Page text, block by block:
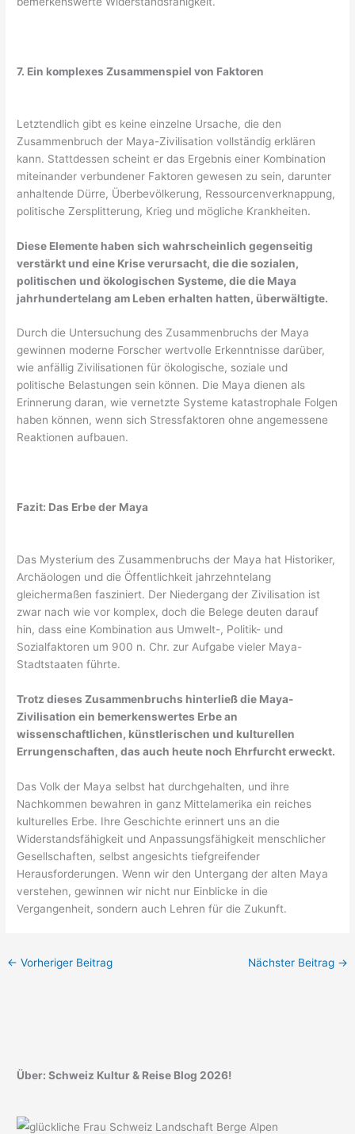
7. Ein komplexes Zusammenspiel von Faktoren
Letztendlich gibt es keine einzelne Ursache, die den
Zusammenbruch der Maya-Zivilisation vollständig erklären
kann. Stattdessen scheint er das Ergebnis einer Kombination
miteinander verbundener Faktoren gewesen zu sein, darunter
anhaltende Dürre, Überbevölkerung, Ressourcenverknappung,
politische Zersplitterung, Krieg und mögliche Krankheiten.
Diese Elemente haben sich wahrscheinlich gegenseitig
verstärkt und eine Krise verursacht, die die sozialen,
politischen und ökologischen Systeme, die die Maya
jahrhundertelang am Leben erhalten hatten, überwältigte.
Durch die Untersuchung des Zusammenbruchs der Maya
gewinnen moderne Forscher wertvolle Erkenntnisse darüber,
wie anfällig Zivilisationen für ökologische, soziale und
politische Belastungen sein können. Die Maya dienen als
Erinnerung daran, wie vernetzte Systeme katastrophale Folgen
haben können, wenn sich Stressfaktoren ohne angemessene
Reaktionen aufbauen.
Fazit: Das Erbe der Maya
Das Mysterium des Zusammenbruchs der Maya hat Historiker,
Archäologen und die Öffentlichkeit jahrzehntelang
gleichermaßen fasziniert. Der Niedergang der Zivilisation ist
zwar nach wie vor komplex, doch die Belege deuten darauf
hin, dass eine Kombination aus Umwelt-, Politik- und
Sozialfaktoren um 900 n. Chr. zur Aufgabe vieler Maya-
Stadtstaaten führte.
Trotz dieses Zusammenbruchs hinterließ die Maya-
Zivilisation ein bemerkenswertes Erbe an
wissenschaftlichen, künstlerischen und kulturellen
Errungenschaften, das auch heute noch Ehrfurcht erweckt.
Das Volk der Maya selbst hat durchgehalten, und ihre
Nachkommen bewahren in ganz Mittelamerika ein reiches
kulturelles Erbe. Ihre Geschichte erinnert uns an die
Widerstandsfähigkeit und Anpassungsfähigkeit menschlicher
Gesellschaften, selbst angesichts tiefgreifender
Herausforderungen. Wenn wir den Untergang der alten Maya
verstehen, gewinnen wir nicht nur Einblicke in die
Vergangenheit, sondern auch Lehren für die Zukunft.
← Vorheriger Beitrag Nächster Beitrag →
Über: Schweiz Kultur & Reise Blog 2026!